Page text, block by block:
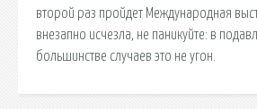
второй раз пройдет Международная
внезапно исчезла, не паникуйте: в
большинстве случаев это не угон.